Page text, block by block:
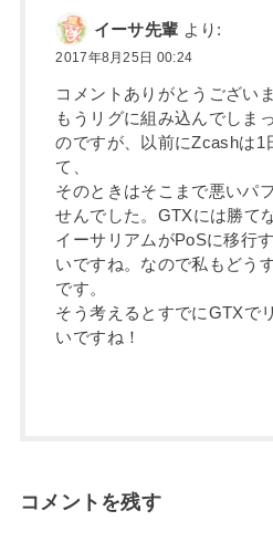
イーサ先輩 より:
2017年8月25日 00:24
コメントありがとうござい
もうリグに組み込んでしま
のですが、以前にZcashは1
て、
そのときはそこまで悪いパ
せんでした。GTXには勝て
イーサリアムがPoSに移行
いですね。なので私もどう
です。
そう考えるとすでにGTXで
いですね！
コメントを残す